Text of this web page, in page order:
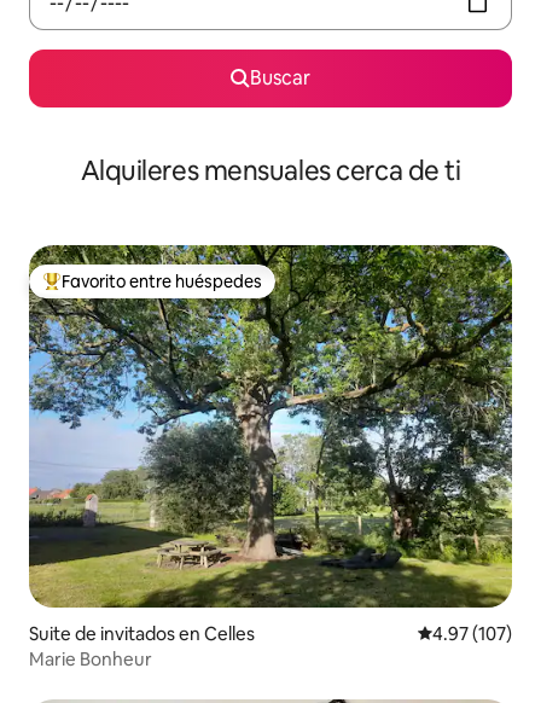
Buscar
Alquileres mensuales cerca de ti
Favorito entre huéspedes preferido
Favorito entre huéspedes
Suite de invitados en Celles Calificación
4.97 (107)
Marie Bonheur